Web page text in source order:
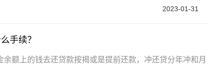
2023-01-31
手续？
额上的钱去还贷款按揭或是提前还款，冲还贷分年冲和月